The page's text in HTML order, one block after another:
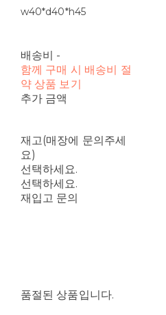
w40*d40*h45
배송비 -
함께 구매 시 배송비 절
약 상품 보기
추가 금액
재고(매장에 문의주세
요)
선택하세요.
선택하세요.
재입고 문의
품절된 상품입니다.